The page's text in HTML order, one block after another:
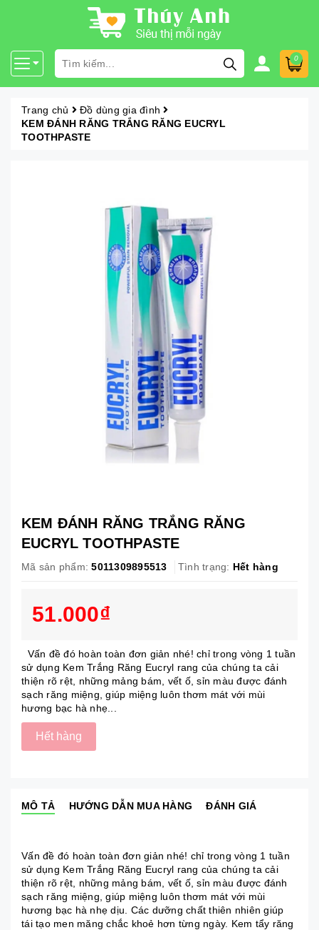
0
Trang chủ
Đồ dùng gia đình
KEM ĐÁNH RĂNG TRẮNG RĂNG EUCRYL
TOOTHPASTE
KEM ĐÁNH RĂNG TRẮNG RĂNG
EUCRYL TOOTHPASTE
Mã sản phẩm: 5011309895513 Tình trạng: Hết hàng
51.000₫
Vấn đề đó hoàn toàn đơn giản nhé! chỉ trong vòng 1 tuần
sử dụng Kem Trắng Răng Eucryl rang của chúng ta cải
thiện rõ rệt, những mảng bám, vết ố, sỉn màu được đánh
sạch răng miệng, giúp miệng luôn thơm mát với mùi
hương bạc hà nhẹ...
Hết hàng
MÔ TẢ HƯỚNG DẪN MUA HÀNG ĐÁNH GIÁ
Vấn đề đó hoàn toàn đơn giản nhé! chỉ trong vòng 1 tuần
sử dụng Kem Trắng Răng Eucryl rang của chúng ta cải
thiện rõ rệt, những mảng bám, vết ố, sỉn màu được đánh
sạch răng miệng, giúp miệng luôn thơm mát với mùi
hương bạc hà nhẹ dịu. Các dưỡng chất thiên nhiên giúp
tái tạo men măng chắc khoẻ hơn từng ngày. Kem tẩy răng